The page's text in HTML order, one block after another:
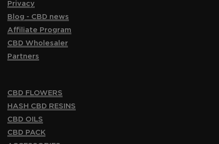
Privacy
Blog - CBD news
Affiliate Program
CBD Wholesaler
Partners
CBD FLOWERS
HASH CBD RESINS
CBD OILS
CBD PACK